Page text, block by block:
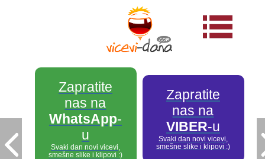
Zapratite
nas na
WhatsApp-
u
Svaki dan novi vicevi,
smešne slike i klipovi :)
Zapratite
nas na
VIBER-u
Svaki dan novi vicevi,
smešne slike i klipovi :)